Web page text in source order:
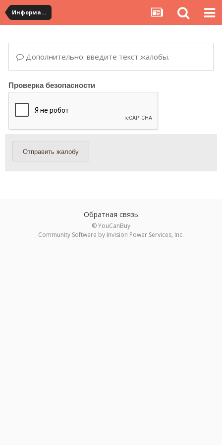
Информация по полученным посылкам
Дополнительно: введите текст жалобы.
Проверка безопасности
Отправить жалобу
Обратная связь
© YouCanBuy
Community Software by Invision Power Services, Inc.